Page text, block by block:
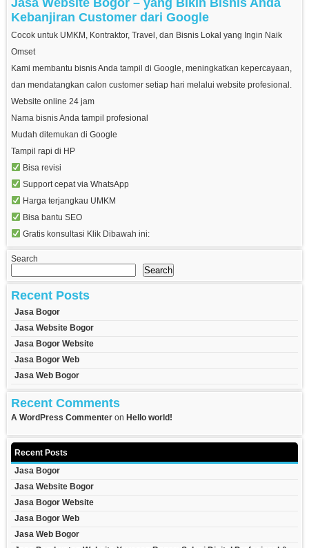
Jasa Website Bogor – yang Bikin Bisnis Anda
Kebanjiran Customer dari Google
Cocok untuk UMKM, Kontraktor, Travel, dan Bisnis Lokal yang Ingin Naik
Omset
Kami membantu bisnis Anda tampil di Google, meningkatkan kepercayaan,
dan mendatangkan calon customer setiap hari melalui website profesional.
Website online 24 jam
Nama bisnis Anda tampil profesional
Mudah ditemukan di Google
Tampil rapi di HP
Bisa revisi
Support cepat via WhatsApp
Harga terjangkau UMKM
Bisa bantu SEO
Gratis konsultasi Klik Dibawah ini:
Search
Search
Recent Posts
Jasa Bogor
Jasa Website Bogor
Jasa Bogor Website
Jasa Bogor Web
Jasa Web Bogor
Recent Comments
A WordPress Commenter on Hello world!
Recent Posts
Jasa Bogor
Jasa Website Bogor
Jasa Bogor Website
Jasa Bogor Web
Jasa Web Bogor